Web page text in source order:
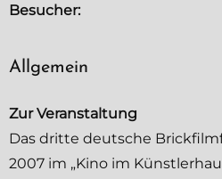
Besucher:
Allgemein
Zur Veranstaltung
Das dritte deutsche
2007 im „Kino im